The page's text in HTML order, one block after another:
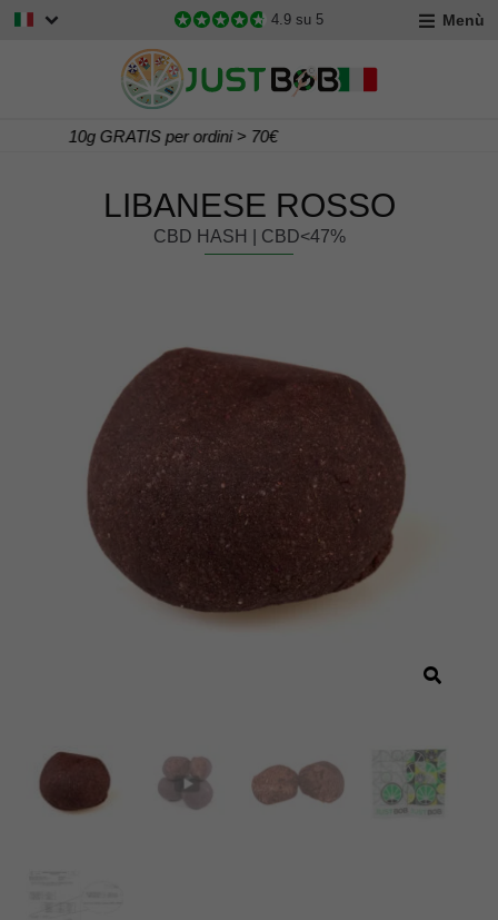
4.9 su 5 Menù
Consegna Gratis per ordini > 60€
LIBANESE ROSSO
CBD HASH | CBD<47%